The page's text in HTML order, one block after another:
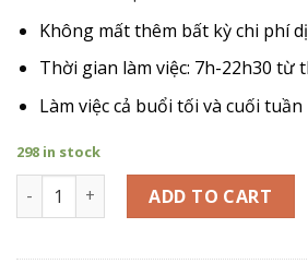
Không mất thêm bất kỳ chi phí
Thời gian làm việc: 7h-22h30 từ
Làm việc cả buổi tối và cuối tuần
298 in stock
Giá Thay Ắc Quy xe máy điện Jvc
ADD TO CART